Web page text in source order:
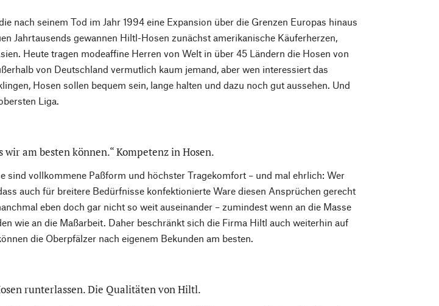
nach seinem Tod im Jahr 1994 eine Expansion über die Grenzen Europas hinaus
Jahrtausends gewannen Hiltl-Hosen zunächst amerikanische Käuferherzen,
Heute tragen modeaffine Herren von Welt in über 45 Ländern die Hosen von
von Deutschland vermutlich kaum jemand, aber wen interessiert das
Hosen sollen bequem sein, lange halten und dazu noch gut aussehen. Und
Liga.
wir am besten können.“ Kompetenz in Hosen.
sind vollkommene Paßform und höchster Tragekomfort – und mal ehrlich: Wer
auch für breitere Bedürfnisse konfektionierte Ware diesen Ansprüchen gerecht
eben doch gar nicht so weit auseinander – zumindest wenn an die Masse
wie an die Maßarbeit. Daher beschränkt sich die Firma Hiltl auch weiterhin auf
die Oberpfälzer nach eigenem Bekunden am besten.
runterlassen. Die Qualitäten von Hiltl.